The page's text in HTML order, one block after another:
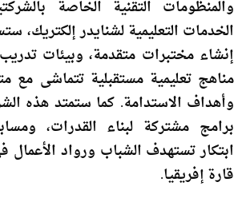
والمنظومات التقنية الخاصة
الخدمات التعليمية لشنايدر إلكتريك،
إنشاء مختبرات متقدمة، وبيئات
مناهج تعليمية مستقبلية تتماشى مع
وأهداف الاستدامة. كما ستمتد هذه
برامج مشتركة لبناء القدرات،
ابتكار تستهدف الشباب ورواد
قارة إفريقيا.